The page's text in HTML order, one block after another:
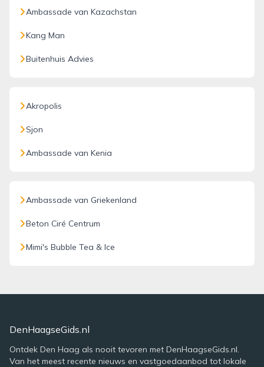
Ambassade van Kazachstan
Kang Man
Buitenhuis Advies
Akropolis
Sjon
Ambassade van Kenia
Ambassade van Griekenland
Beton Ciré Centrum
Mimi's Bubble Tea & Ice
DenHaagseGids.nl
Ontdek Den Haag als nooit tevoren met DenHaagseGids.nl.
Van het meest recente nieuws en vastgoedaanbod tot lokale